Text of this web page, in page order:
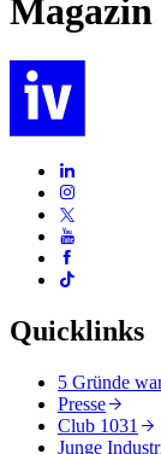
Magazin
Quicklinks
5 Gründe
Presse
Club 1031
Junge